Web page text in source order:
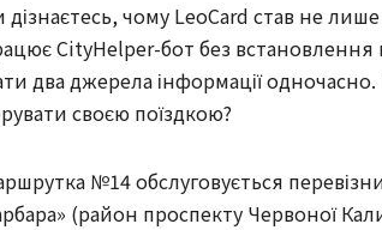
дізнаєтесь, чому LeoCard став не
CityHelper-бот без встановлення
два джерела інформації
своєю поїздкою?
№14 обслуговується
(район проспекту Червоної